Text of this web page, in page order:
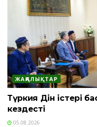
ЖАҢАЛЫҚТАР
Түркия Дін істері
кездесті
05.08.2026